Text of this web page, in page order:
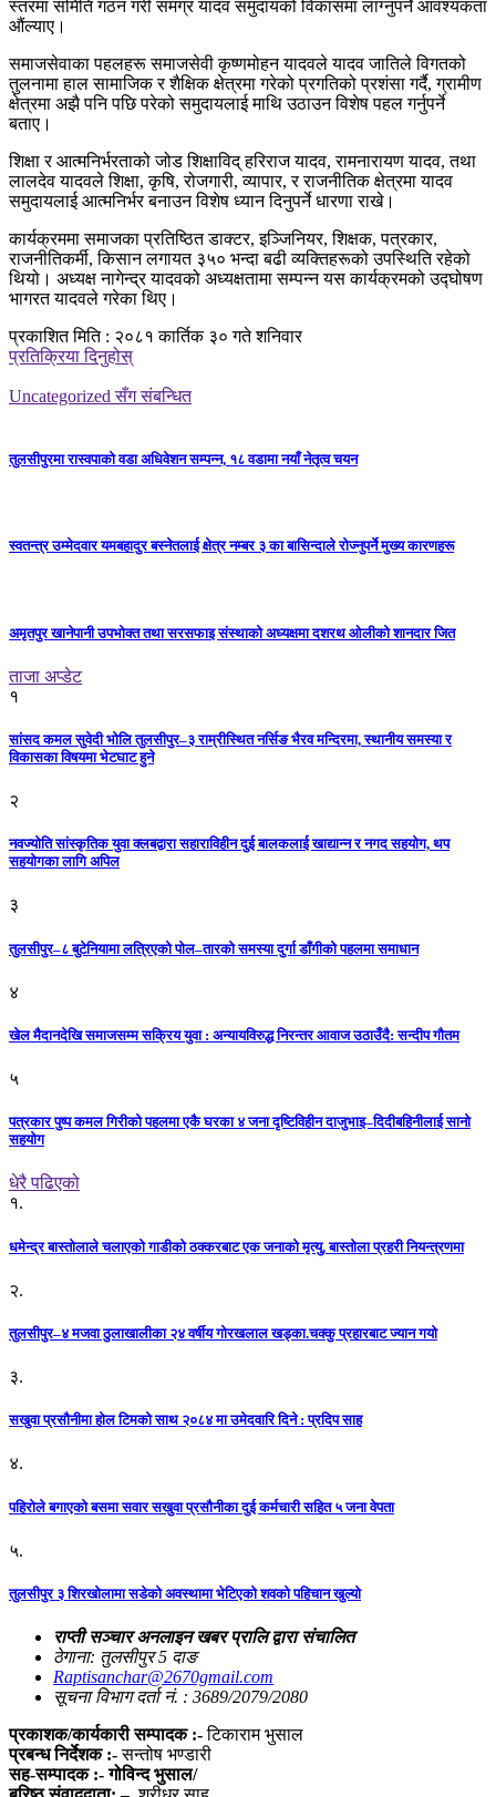
स्तरमा समिति गठन गरी समग्र यादव समुदायको विकासमा लाग्नुपर्ने आवश्यकता
औंल्याए।
समाजसेवाका पहलहरू समाजसेवी कृष्णमोहन यादवले यादव जातिले विगतको
तुलनामा हाल सामाजिक र शैक्षिक क्षेत्रमा गरेको प्रगतिको प्रशंसा गर्दै, ग्रामीण
क्षेत्रमा अझै पनि पछि परेको समुदायलाई माथि उठाउन विशेष पहल गर्नुपर्ने
बताए।
शिक्षा र आत्मनिर्भरताको जोड शिक्षाविद् हरिराज यादव, रामनारायण यादव, तथा
लालदेव यादवले शिक्षा, कृषि, रोजगारी, व्यापार, र राजनीतिक क्षेत्रमा यादव
समुदायलाई आत्मनिर्भर बनाउन विशेष ध्यान दिनुपर्ने धारणा राखे।
कार्यक्रममा समाजका प्रतिष्ठित डाक्टर, इञ्जिनियर, शिक्षक, पत्रकार,
राजनीतिकर्मी, किसान लगायत ३५० भन्दा बढी व्यक्तिहरूको उपस्थिति रहेको
थियो। अध्यक्ष नागेन्द्र यादवको अध्यक्षतामा सम्पन्न यस कार्यक्रमको उद्घोषण
भागरत यादवले गरेका थिए।
प्रकाशित मिति : २०८१ कार्तिक ३० गते शनिवार
प्रतिक्रिया दिनुहोस्
Uncategorized सँग संबन्धित
तुलसीपुरमा रास्वपाको वडा अधिवेशन सम्पन्न, १८ वडामा नयाँ नेतृत्व चयन
स्वतन्त्र उम्मेदवार यमबहादुर बस्नेतलाई क्षेत्र नम्बर ३ का बासिन्दाले रोज्नुपर्ने मुख्य कारणहरू
अमृतपुर खानेपानी उपभोक्त तथा सरसफाइ संस्थाको अध्यक्षमा दशरथ ओलीको शानदार जित
ताजा अप्डेट
१
सांसद कमल सुवेदी भोलि तुलसीपुर–३ राम्रीस्थित नर्सिङ भैरव मन्दिरमा, स्थानीय समस्या र
विकासका विषयमा भेटघाट हुने
२
नवज्योति सांस्कृतिक युवा क्लबद्वारा सहाराविहीन दुई बालकलाई खाद्यान्न र नगद सहयोग, थप
सहयोगका लागि अपिल
३
तुलसीपुर–८ बुटेनियामा लत्रिएको पोल–तारको समस्या दुर्गा डाँगीको पहलमा समाधान
४
खेल मैदानदेखि समाजसम्म सक्रिय युवा : अन्यायविरुद्ध निरन्तर आवाज उठाउँदै: सन्दीप गौतम
५
पत्रकार पुष्प कमल गिरीको पहलमा एकै घरका ४ जना दृष्टिविहीन दाजुभाइ–दिदीबहिनीलाई सानो
सहयोग
धेरै पढिएको
१.
धमेन्द्र बास्तोलाले चलाएको गाडीको ठक्करबाट एक जनाको मृत्यु, बास्तोला प्रहरी नियन्त्रणमा
२.
तुलसीपुर–४ मजवा ठुलाखालीका २४ वर्षीय गोरखलाल खड्का.चक्कु प्रहारबाट ज्यान गयो
३.
सखुवा प्रसौनीमा होल टिमको साथ २०८४ मा उमेदवारि दिने : प्रदिप साह
४.
पहिराेले बगाएकाे बसमा सवार सखुवा प्रसाैनीका दुई कर्मचारी सहित ५ जना वेपता
५.
तुलसीपुर ३ शिरखोलामा सडेको अवस्थामा भेटिएको शवको पहिचान खुल्यो
राप्ती सञ्चार अनलाइन खबर प्रालि द्वारा संचालित
ठेगाना: तुलसीपुर 5 दाङ
Raptisanchar@2670gmail.com
सूचना विभाग दर्ता नं. : 3689/2079/2080
प्रकाशक/कार्यकारी सम्पादक :-टिकाराम भुसाल
प्रबन्ध निर्देशक :-सन्तोष भण्डारी
सह-सम्पादक :- गोविन्द भुसाल/